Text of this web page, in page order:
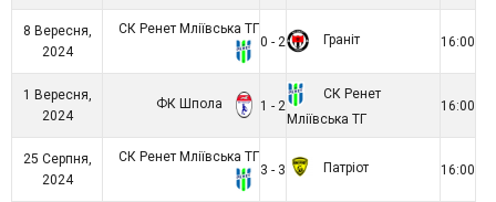
8 Вересня,
2024
СК Ренет Мліївська ТГ
0 - 2
Граніт 16:00
1 Вересня,
2024
ФК Шпола 1 - 2
СК Ренет
Мліївська ТГ
16:00
25 Серпня,
2024
СК Ренет Мліївська ТГ
3 - 3
Патріот 16:00